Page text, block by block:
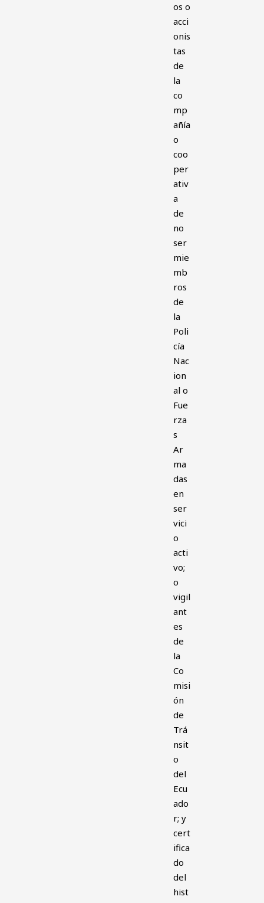
os o
acci
onis
tas
de
la
co
mp
añía
o
coo
per
ativ
a
de
no
ser
mie
mb
ros
de
la
Poli
cía
Nac
ion
al o
Fue
rza
s
Ar
ma
das
en
ser
vici
o
acti
vo;
o
vigil
ant
es
de
la
Co
misi
ón
de
Trá
nsit
o
del
Ecu
ado
r; y
cert
ifica
do
del
hist